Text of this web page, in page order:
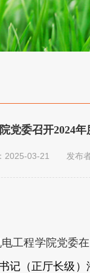
党委召开2024
2025-03-21 发布
电工程学院党委
记（正厅长级）